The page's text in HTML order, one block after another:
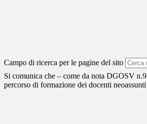
Campo di ricerca per le pagine del sito
Si comunica che – come da nota DGOSV
percorso di formazione dei docenti